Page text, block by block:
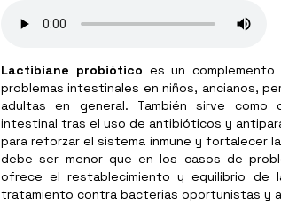
Lactibiane probiótico es un
problemas intestinales en niños, ancianos,
adultas en general. También sirve como
intestinal tras el uso de antibióticos y
para reforzar el sistema inmune y fortalecer
debe ser menor que en los casos de
ofrece el restablecimiento y equilibrio de
tratamiento contra bacterias oportunistas y